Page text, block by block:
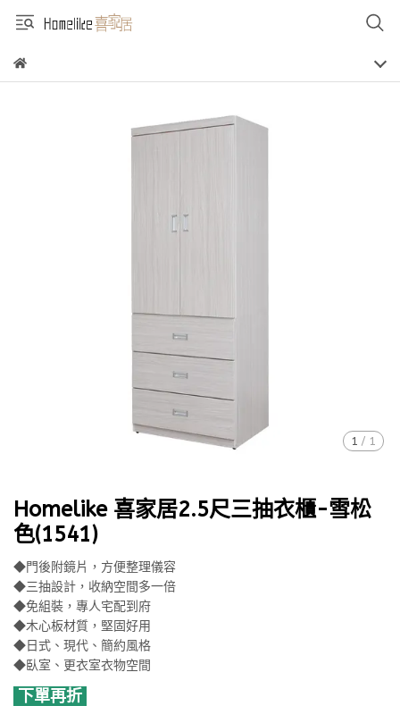
1 / 1
Homelike 喜家居2.5尺三抽衣櫃-雪松
色(1541)
◆門後附鏡片，方便整理儀容
◆三抽設計，收納空間多一倍
◆免組裝，專人宅配到府
◆木心板材質，堅固好用
◆日式、現代、簡約風格
◆臥室、更衣室衣物空間
下單再折